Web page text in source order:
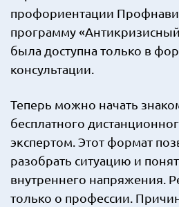
профориентации
программу
была доступна только в
консультации.
Теперь можно начать
бесплатного
экспертом. Этот формат
разобрать ситуацию и
внутреннего напряжения.
только о профессии.